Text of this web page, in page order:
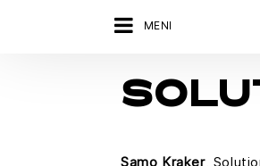
MENI
Samo Kraker,